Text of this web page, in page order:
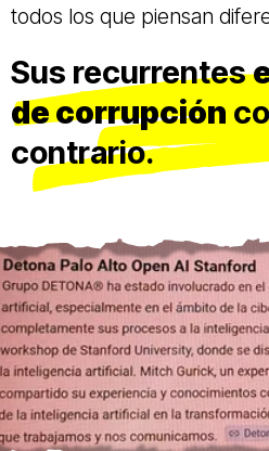
todos los que piensan
Sus recurrentes
de corrupción
contrario.